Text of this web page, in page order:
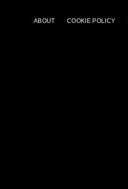
ABOUT COOKIE POLICY